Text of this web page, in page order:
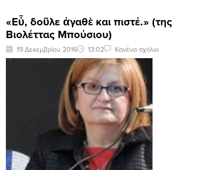
«Εὖ, δοῦλε ἀγαθὲ και πιστέ.» (της
Βιολέττας Μπούσιου)
19 Δεκεμβρίου 2016 13:02 Κανένα σχόλιο